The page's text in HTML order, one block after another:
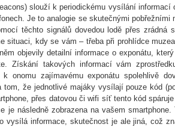
slouží k periodickému vysílání informací
Je to analogie se skutečnými
těchto signálů dovedou lodě přes zrádná
situaci, kdy se vám – třeba při prohlídce
objevily detailní informace o exponátu,
Získání takových informací vám
onomu zajímavému exponátu spolehlivě
tom, že jednotlivé majáky vysílají pouze kód
přes datovou či wifi síť tento kód
je následně zobrazena na vašem
vysílá informace, skutečnost je ale jiná, což